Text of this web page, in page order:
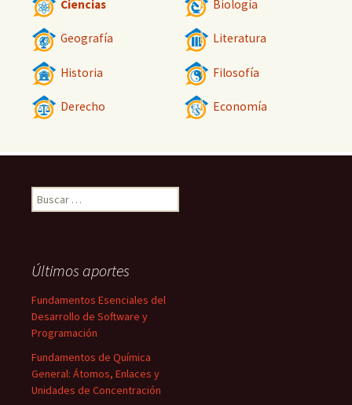
Ciencias Biología
Geografía Literatura
Historia Filosofía
Derecho Economía
Buscar:
Últimos aportes
Fundamentos Esenciales del
Desarrollo de Software y
Programación
Fundamentos de Química
General: Átomos, Enlaces y
Unidades de Concentración